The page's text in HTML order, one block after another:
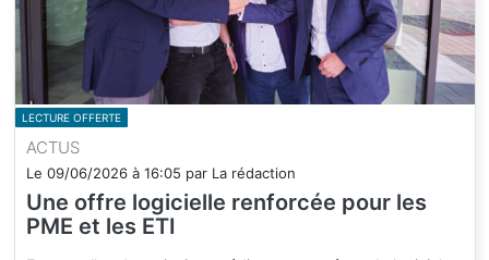
LECTURE OFFERTE
ACTUS
Le 09/06/2026 à 16:05 par La rédaction
Une offre logicielle renforcée pour les
PME et les ETI